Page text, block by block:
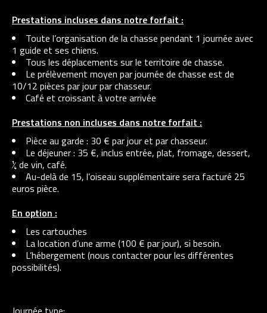
Prestations incluses dans notre forfait :
Toute l’organisation de la chasse pendant 1 journée avec
1 guide et ses chiens.
Tous les déplacements sur le territoire de chasse.
Le prélèvement moyen par journée de chasse est de
10/12 pièces par jour par chasseur.
Café et croissant à votre arrivée
Prestations non incluses dans notre forfait :
Pièce au garde : 30 € par jour et par chasseur.
Le déjeuner : 35 €, inclus entrée, plat, fromage, dessert,
¼ de vin, café.
Au-delà de 15, l’oiseau supplémentaire sera facturé 25
euros pièce.
En option :
Les cartouches
La location d’une arme (100 € par jour), si besoin.
L’hébergement (nous contacter pour les différentes
possibilités).